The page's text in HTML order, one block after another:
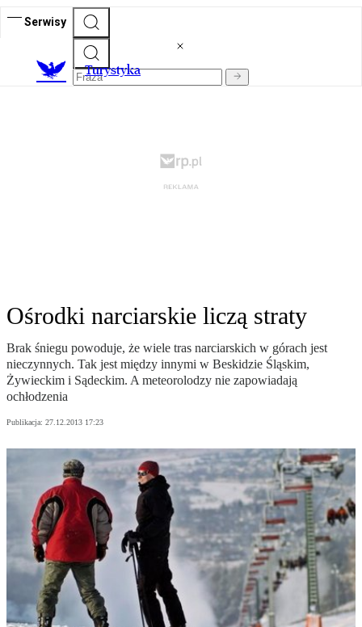
Serwisy
Turystyka
Ośrodki narciarskie liczą straty
Brak śniegu powoduje, że wiele tras narciarskich w górach jest
nieczynnych. Tak jest między innymi w Beskidzie Śląskim,
Żywieckim i Sądeckim. A meteorolodzy nie zapowiadają
ochłodzenia
Publikacja: 27.12.2013 17:23